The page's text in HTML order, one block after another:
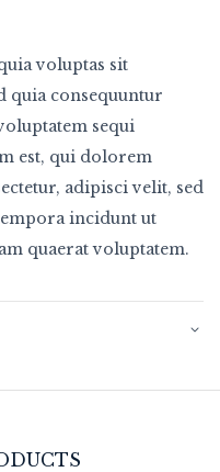
voluptas sit
quia consequuntur
sequi
est, qui dolorem
adipisci velit, sed
incidunt ut
quaerat voluptatem.